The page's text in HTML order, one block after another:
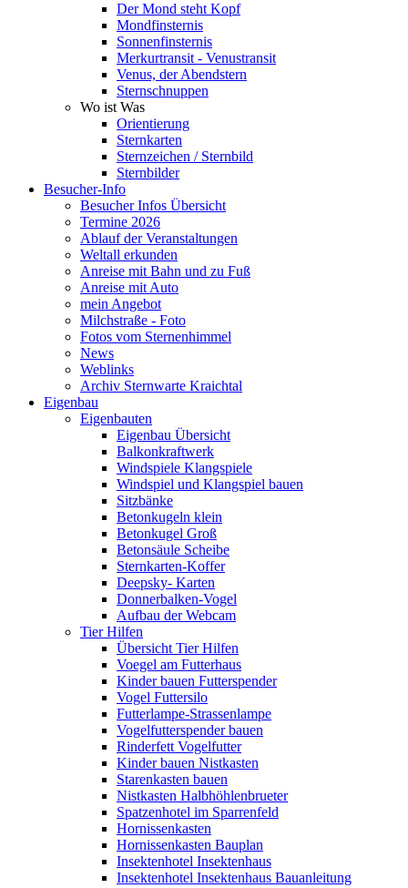
Der Mond steht Kopf
Mondfinsternis
Sonnenfinsternis
Merkurtransit - Venustransit
Venus, der Abendstern
Sternschnuppen
Wo ist Was
Orientierung
Sternkarten
Sternzeichen / Sternbild
Sternbilder
Besucher-Info
Besucher Infos Übersicht
Termine 2026
Ablauf der Veranstaltungen
Weltall erkunden
Anreise mit Bahn und zu Fuß
Anreise mit Auto
mein Angebot
Milchstraße - Foto
Fotos vom Sternenhimmel
News
Weblinks
Archiv Sternwarte Kraichtal
Eigenbau
Eigenbauten
Eigenbau Übersicht
Balkonkraftwerk
Windspiele Klangspiele
Windspiel und Klangspiel bauen
Sitzbänke
Betonkugeln klein
Betonkugel Groß
Betonsäule Scheibe
Sternkarten-Koffer
Deepsky- Karten
Donnerbalken-Vogel
Aufbau der Webcam
Tier Hilfen
Übersicht Tier Hilfen
Voegel am Futterhaus
Kinder bauen Futterspender
Vogel Futtersilo
Futterlampe-Strassenlampe
Vogelfutterspender bauen
Rinderfett Vogelfutter
Kinder bauen Nistkasten
Starenkasten bauen
Nistkasten Halbhöhlenbrueter
Spatzenhotel im Sparrenfeld
Hornissenkasten
Hornissenkasten Bauplan
Insektenhotel Insektenhaus
Insektenhotel Insektenhaus Bauanleitung